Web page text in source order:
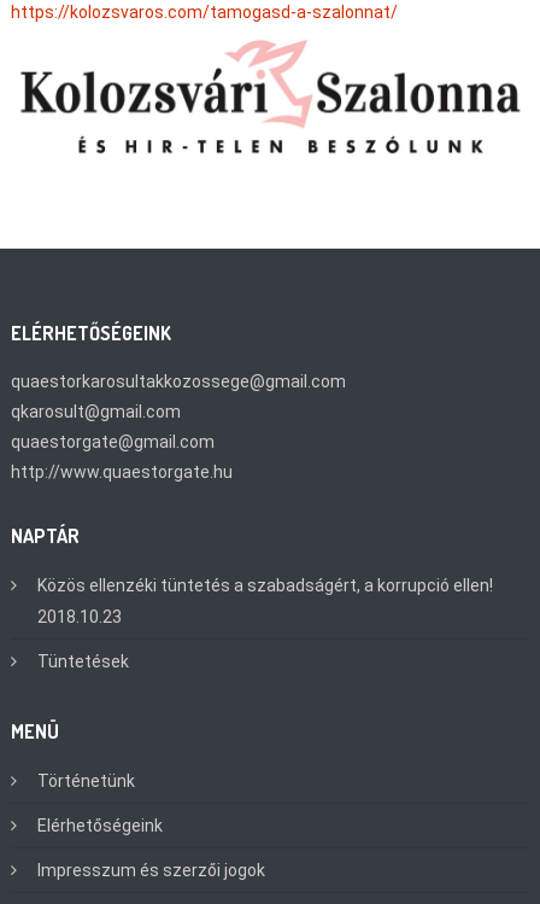
https://kolozsvaros.com/tamogasd-a-szalonnat/
ELÉRHETŐSÉGEINK
quaestorkarosultakkozossege@gmail.com
qkarosult@gmail.com
quaestorgate@gmail.com
http://www.quaestorgate.hu
NAPTÁR
Közös ellenzéki tüntetés a szabadságért, a korrupció ellen!
2018.10.23
Tüntetések
MENÜ
Történetünk
Elérhetőségeink
Impresszum és szerzői jogok